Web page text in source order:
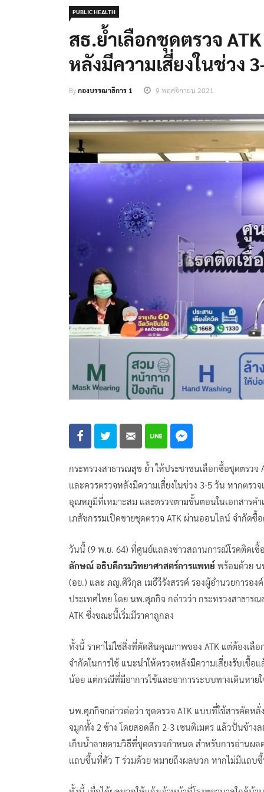
PUBLIC HEALTH
สธ.ย้ำเลือกชุดตรวจ
หลังมีความเสี่ยงในช่วง
Byกองบรรณาธิการ 1 9 พฤศจิกายน 2021
กระทรวงสาธารณสุข ย้ำ ให้ประชาชนเลือกซื้อชุดตรวจ
และควรตรวจหลังมีความเสี่ยงในช่วง 3-5 วัน หากตร
อุณหภูมิที่เหมาะสม และตรวจตามขั้นตอนในเอกสารค
เภสัชกรรมเปิดขายชุดตรวจ ATK ผ่านออนไลน์ จำกัด
วันนี้ (9 พ.ย. 64) ที่ศูนย์แถลงข่าวสถานการณ์โรคติดเ
ลักษณ์ อธิบดีกรมวิทยาศาสตร์การแพทย์ พร้อมด้วย น
(อย.) และ ภญ.ศิริกุล เมธีวีรังสรรค์ รองผู้อำนวยการอง
ประเทศไทย โดย นพ.ศุภกิจ กล่าวว่า กระทรวงสาธารณ
ATK ซึ่งขณะนี้เริ่มมีราคาถูกลง
ทั้งนี้ ราคาไม่ใช่สิ่งที่ตัดสินคุณภาพของ ATK แต่ต้องเลื
จำกัดในการใช้ แนะนำให้ตรวจหลังมีความเสี่ยงรับเชื้
น้อย แต่กรณีที่มีอาการไข้และอาการระบบทางเดินหาย
นพ.ศุภกิจกล่าวต่อว่า ชุดตรวจ ATK แบบที่ใช้สารคัดหลั่
จมูกทั้ง 2 ข้าง โดยสอดลึก 2-3 เซนติเมตร แล้วปั่นข้า
เก็บน้ำลายตามวิธีที่ชุดตรวจกำหนด สำหรับการอ่านผ
แถบขึ้นที่ตัว T ร่วมด้วย หมายถึงผลบวก หากไม่มีแถ